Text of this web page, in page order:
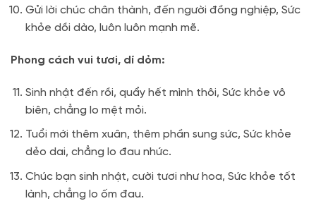
Gửi lời chúc chân thành, đến người đồng nghiệp, Sức
khỏe dồi dào, luôn luôn mạnh mẽ.
Phong cách vui tươi, dí dỏm:
Sinh nhật đến rồi, quẩy hết mình thôi, Sức khỏe vô
biên, chẳng lo mệt mỏi.
Tuổi mới thêm xuân, thêm phần sung sức, Sức khỏe
dẻo dai, chẳng lo đau nhức.
Chúc bạn sinh nhật, cười tươi như hoa, Sức khỏe tốt
lành, chẳng lo ốm đau.